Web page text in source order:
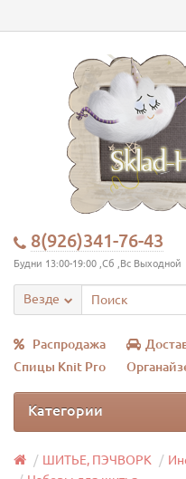
8(926)341-76-43
Будни 13:00-19:00 ,Сб ,Вс Выходной
Везде
Распродажа
Спицы Knit Pro
Категории
ШИТЬЕ, ПЭЧВОРК